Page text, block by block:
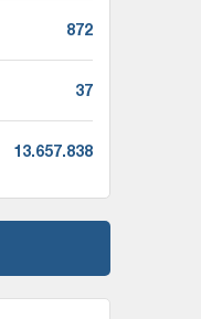
872
37
13.657.838